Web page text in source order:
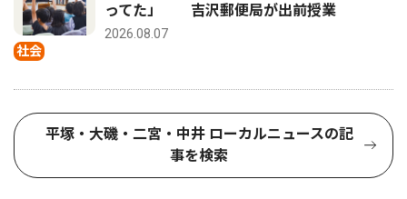
社会
ってた」 吉沢郵便局が出前授業
2026.08.07
平塚・大磯・二宮・中井 ローカルニュースの記
事を検索